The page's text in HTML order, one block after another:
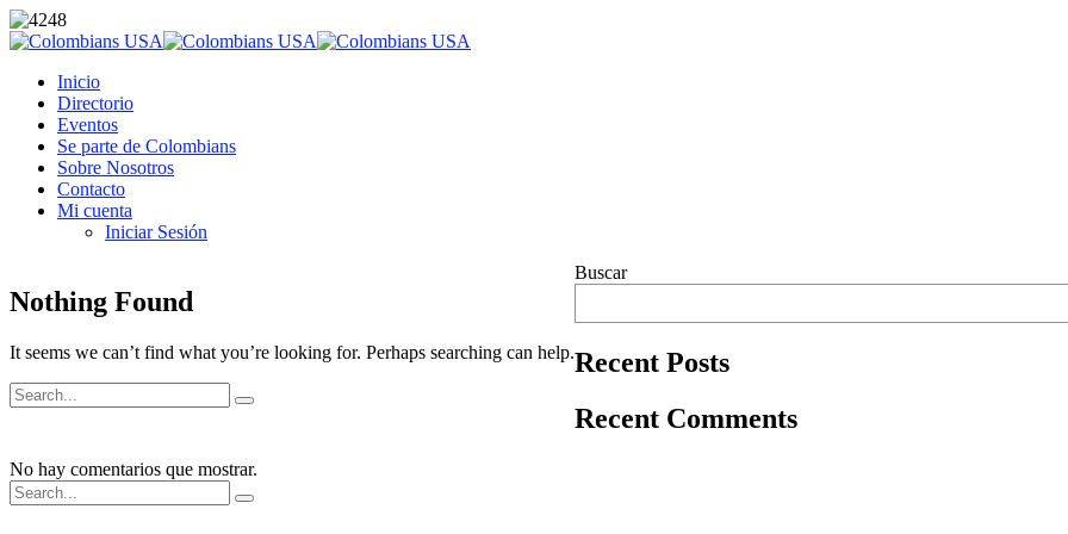
Inicio
Directorio
Eventos
Se parte de Colombians
Sobre Nosotros
Contacto
Mi cuenta
Iniciar Sesión
Nothing Found
It seems we can’t find what you’re looking for. Perhaps searching can help.
Buscar
Recent Posts
Recent Comments
No hay comentarios que mostrar.